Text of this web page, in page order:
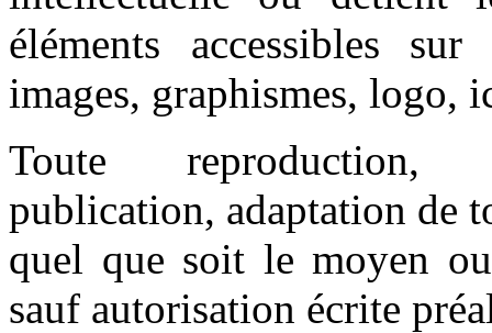
éléments accessibles
images, graphismes, logo,
Toute reproduction,
publication, adaptation de
quel que soit le moyen
sauf autorisation écrite